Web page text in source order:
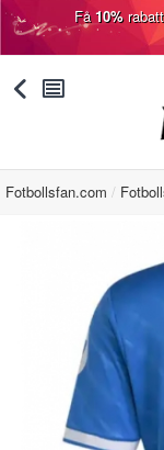
Få10%
󰅯 󰂩
Fotbollsfan.com